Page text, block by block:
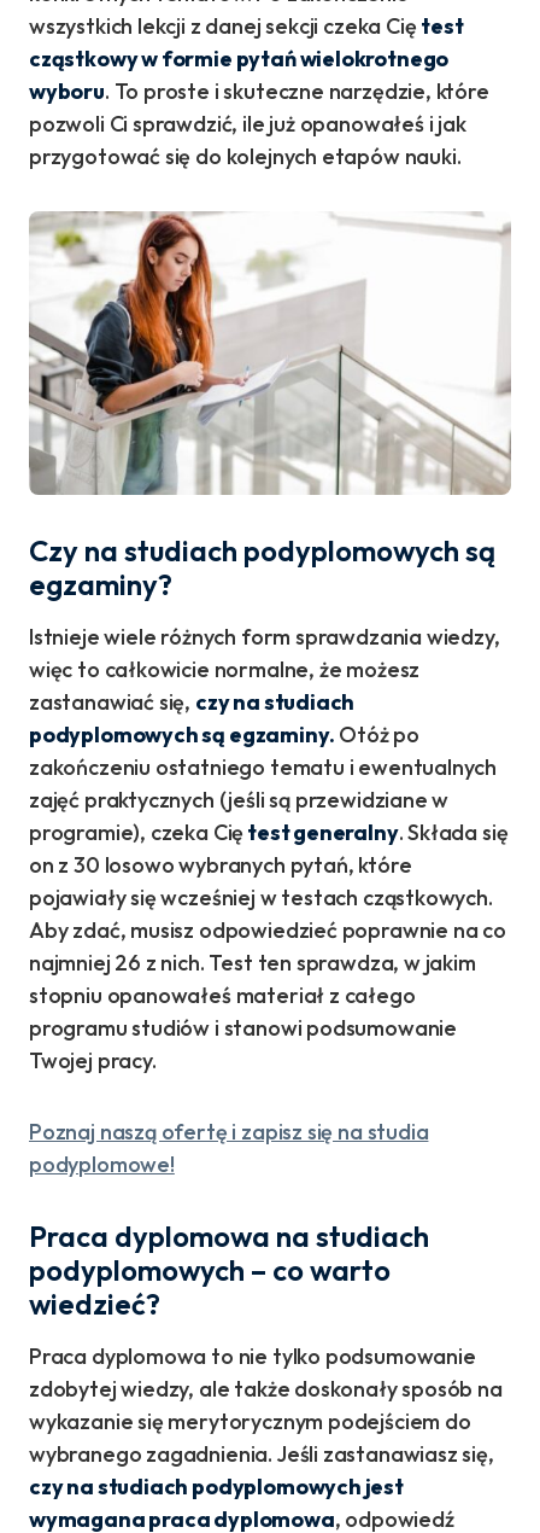
wszystkich lekcji z danej sekcji czeka Cię test
cząstkowy w formie pytań wielokrotnego
wyboru. To proste i skuteczne narzędzie, które
pozwoli Ci sprawdzić, ile już opanowałeś i jak
przygotować się do kolejnych etapów nauki.
Czy na studiach podyplomowych są
egzaminy?
Istnieje wiele różnych form sprawdzania wiedzy,
więc to całkowicie normalne, że możesz
zastanawiać się, czy na studiach
podyplomowych są egzaminy. Otóż po
zakończeniu ostatniego tematu i ewentualnych
zajęć praktycznych (jeśli są przewidziane w
programie), czeka Cię test generalny. Składa się
on z 30 losowo wybranych pytań, które
pojawiały się wcześniej w testach cząstkowych.
Aby zdać, musisz odpowiedzieć poprawnie na co
najmniej 26 z nich. Test ten sprawdza, w jakim
stopniu opanowałeś materiał z całego
programu studiów i stanowi podsumowanie
Twojej pracy.
Poznaj naszą ofertę i zapisz się na studia
podyplomowe!
Praca dyplomowa na studiach
podyplomowych – co warto
wiedzieć?
Praca dyplomowa to nie tylko podsumowanie
zdobytej wiedzy, ale także doskonały sposób na
wykazanie się merytorycznym podejściem do
wybranego zagadnienia. Jeśli zastanawiasz się,
czy na studiach podyplomowych jest
wymagana praca dyplomowa, odpowiedź